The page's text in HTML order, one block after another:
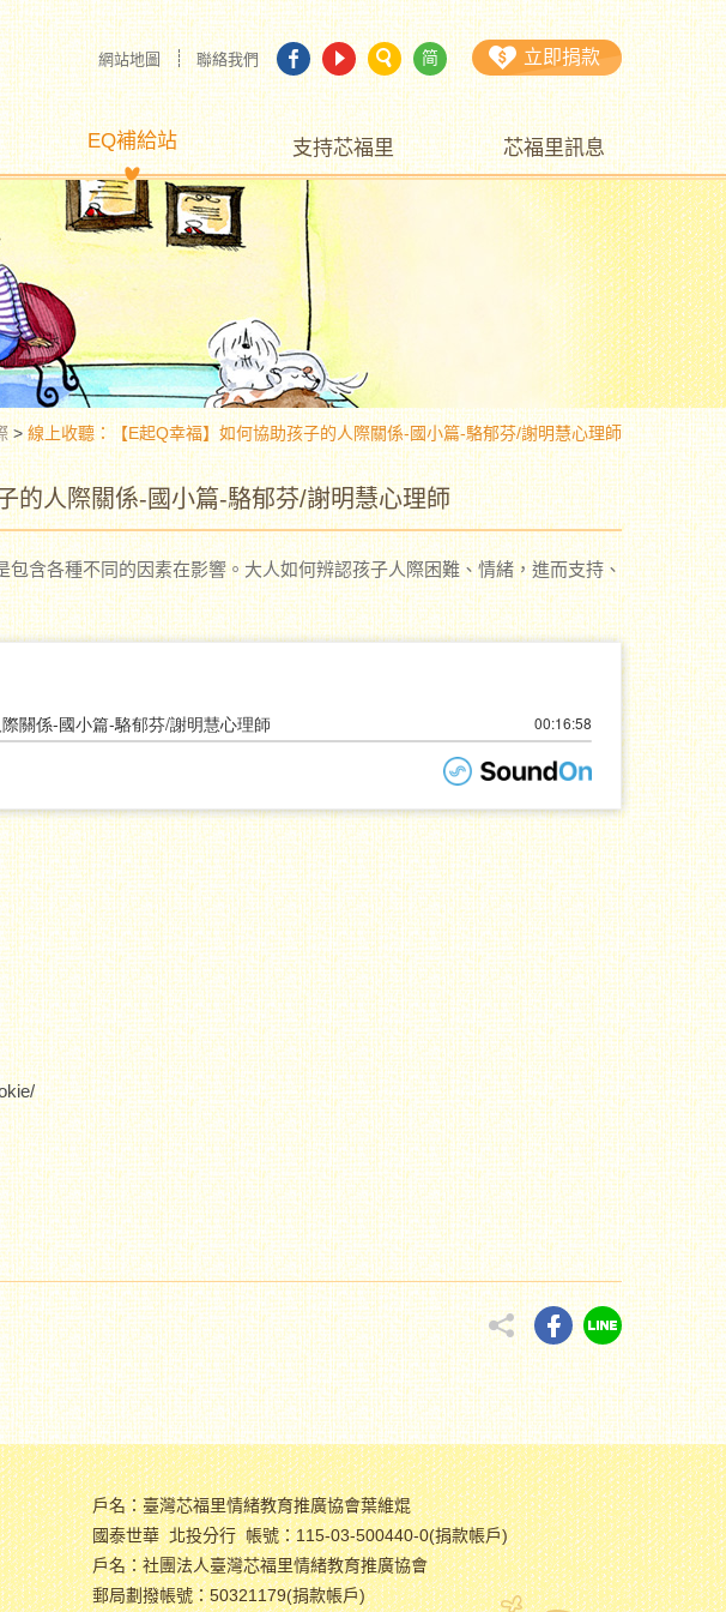
網站地圖 聯絡我們 简 立即捐款
EQ補給站 支持芯福里 芯福里訊息
>線上收聽：【E起Q幸福】如何協助孩子的人際關係-國小篇-駱郁芬/謝明慧心理師
的人際關係-國小篇-駱郁芬/謝明慧心理師
含各種不同的因素在影響。大人如何辨認孩子人際困難、情緒，進而支持、
戶名：臺灣芯福里情緒教育推廣協會葉維焜
國泰世華 北投分行 帳號：115-03-500440-0(捐款帳戶)
戶名：社團法人臺灣芯福里情緒教育推廣協會
郵局劃撥帳號：50321179(捐款帳戶)